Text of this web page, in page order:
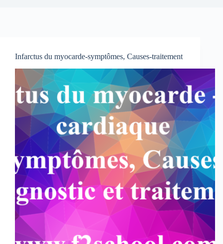
Infarctus du myocarde-symptômes, Causes-traitement